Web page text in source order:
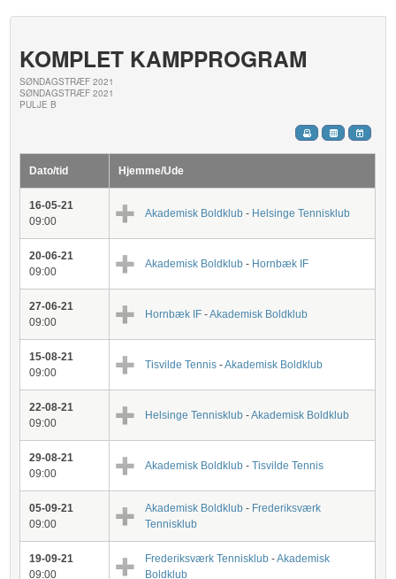
KOMPLET KAMPPROGRAM
SØNDAGSTRÆF 2021
SØNDAGSTRÆF 2021
PULJE B
Dato/tid Hjemme/Ude
16-05-21
09:00
Akademisk Boldklub - Helsinge Tennisklub
20-06-21
09:00
Akademisk Boldklub - Hornbæk IF
27-06-21
09:00
Hornbæk IF -Akademisk Boldklub
15-08-21
09:00
Tisvilde Tennis -Akademisk Boldklub
22-08-21
09:00
Helsinge Tennisklub -Akademisk Boldklub
29-08-21
09:00
Akademisk Boldklub -Tisvilde Tennis
05-09-21
09:00
Akademisk Boldklub - Frederiksværk
Tennisklub
19-09-21
09:00
Frederiksværk Tennisklub -Akademisk
Boldklub